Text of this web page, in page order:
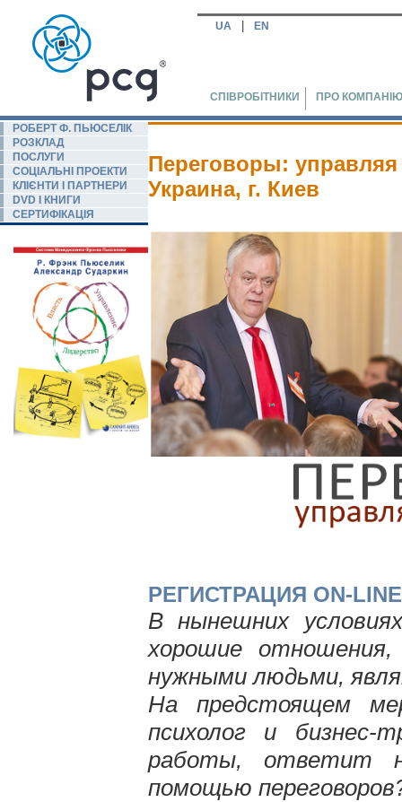
UA EN
СПІВРОБІТНИКИ ПРО КОМПАНІЮ
РОБЕРТ Ф. ПЬЮСЕЛIК
РОЗКЛАД
ПОСЛУГИ
СОЦІАЛЬНІ ПРОЕКТИ
КЛІЄНТИ І ПАРТНЕРИ
DVD І КНИГИ
СЕРТИФІКАЦІЯ
Переговоры: управляя
Украина, г. Киев
РЕГИСТРАЦИЯ ON-
В нынешних
хорошие
нужными людьми,
На предстоящем
психолог и
работы, ответит
помощью